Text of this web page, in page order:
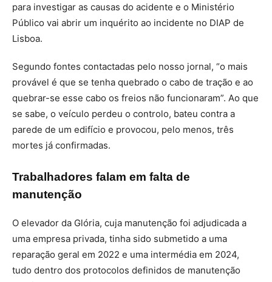
para investigar as causas do acidente e o Ministério
Público vai abrir um inquérito ao incidente no DIAP de
Lisboa.
Segundo fontes contactadas pelo nosso jornal, “o mais
provável é que se tenha quebrado o cabo de tração e ao
quebrar-se esse cabo os freios não funcionaram”. Ao que
se sabe, o veículo perdeu o controlo, bateu contra a
parede de um edifício e provocou, pelo menos, três
mortes já confirmadas.
Trabalhadores falam em falta de
manutenção
O elevador da Glória, cuja manutenção foi adjudicada a
uma empresa privada, tinha sido submetido a uma
reparação geral em 2022 e uma intermédia em 2024,
tudo dentro dos protocolos definidos de manutenção